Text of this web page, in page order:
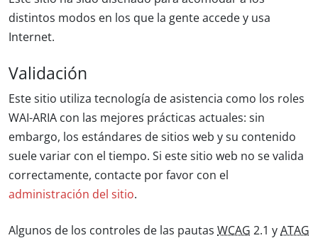
distintos modos en los que la gente accede y usa
Internet.
Validación
Este sitio utiliza tecnología de asistencia como los roles
WAI-ARIA con las mejores prácticas actuales: sin
embargo, los estándares de sitios web y su contenido
suele variar con el tiempo. Si este sitio web no se valida
correctamente, contacte por favor con el
administración del sitio.
Algunos de los controles de las pautas WCAG 2.1 y ATAG